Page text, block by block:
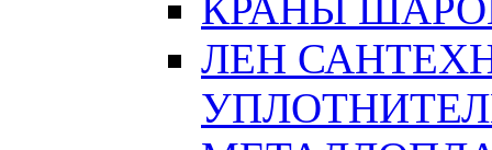
КРАНЫ
ЛЕН